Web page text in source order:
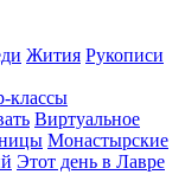
Жития Рукописи
классы
Виртуальное
Монастырские
Этот день в Лавре